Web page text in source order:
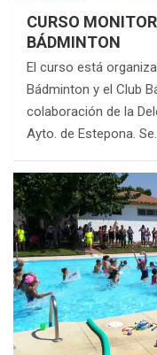
CURSO
BÁDMINTON
El curso está
Bádminton y el Club
colaboración de la
Ayto. de Estepona.